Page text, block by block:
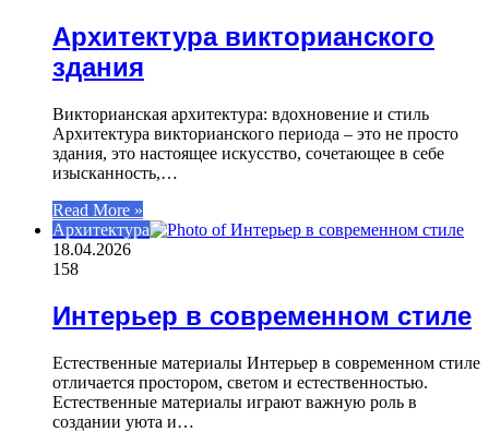
Архитектура викторианского
здания
Викторианская архитектура: вдохновение и стиль
Архитектура викторианского периода – это не просто
здания, это настоящее искусство, сочетающее в себе
изысканность,…
Read More »
Архитектура
18.04.2026
158
Интерьер в современном стиле
Естественные материалы Интерьер в современном стиле
отличается простором, светом и естественностью.
Естественные материалы играют важную роль в
создании уюта и…